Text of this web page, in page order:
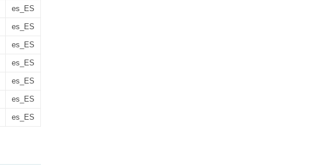
es_ES
es_ES
es_ES
es_ES
es_ES
es_ES
es_ES